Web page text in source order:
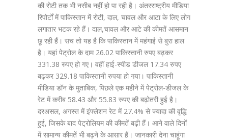
की रोटी तक भी नसीब नहीं हो पा रही है। अंतरराष्ट्रीय मीडिया
रिपोर्टों में पाकिस्तान में रोटी, दाल, चावल और आटा के लिए लोग
लगातार भटक रहे हैं। दाल,चावल और आटे की कीमतें आसमान
छू रही हैं। सच तो यह है कि पाकिस्तान में महंगाई से बुरा हाल
है। यहां पेट्रोल के दाम 26.02 पाकिस्तानी रुपए बढ़कर
331.38 रुपए हो गए। वहीं हाई-स्पीड डीजल 17.34 रुपए
बढ़कर 329.18 पाकिस्तानी रुपया हो गया। पाकिस्तानी
मीडिया डॉन के मुताबिक, पिछले एक महीने में पेट्रोल-डीजल के
रेट में करीब 58.43 और 55.83 रुपए की बढ़ोतरी हुई है।
दरअसल, अगस्त में इंफ्लेशन रेट में 27.4% से ज्यादा की वृद्धि
हुई, जिसके बाद पेट्रोलियम की कीमतें बढ़ी हैं। आने वाले दिनों
में सामान्य कीमतें भी बढ़ने के आसार हैं। जानकारी देना चाहूंगा